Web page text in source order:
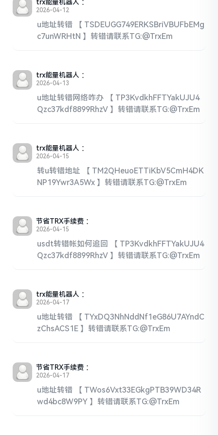
trx能量机器人 ：
2026-04-12
u地址转错 【 TSDEUGG749ERKSBriVBUFbEMg
c7unWRHtN 】转错请联系TG:@TrxEm
trx能量机器人 ：
2026-04-13
u地址转错网络咋办 【 TP3KvdkhFFTYakUJU4
Qzc37kdf8899RhzV 】转错请联系TG:@TrxEm
trx能量机器人 ：
2026-04-15
转u转错地址 【 TM2QHeuoETTiKbV5CmH4DK
NP19Ywr3A5Wx 】转错请联系TG:@TrxEm
节省TRX手续费 ：
2026-04-15
usdt转错帐如何追回 【 TP3KvdkhFFTYakUJU4
Qzc37kdf8899RhzV 】转错请联系TG:@TrxEm
trx能量机器人 ：
2026-04-17
u地址转错 【 TYxDQ3NhNddNf1eG86U7AYndC
zChsACS1E 】转错请联系TG:@TrxEm
节省TRX手续费 ：
2026-04-17
u地址转错 【 TWos6Vxt33EGkgPTB39WD34R
wd4bc8W9PY 】转错请联系TG:@TrxEm